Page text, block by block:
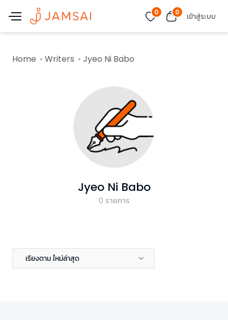
0 0 เข้าสู่ระบบ
Home Writers Jyeo Ni Babo
Jyeo Ni Babo
0 รายการ
เรียงตาม ใหม่ล่าสุด